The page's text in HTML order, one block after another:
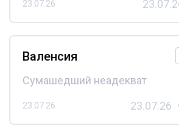
23.07.26
Валенсия
Сумашедший неадекват
23.07.26 23.07.26